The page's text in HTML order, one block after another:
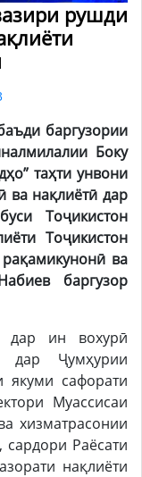
рушди
баргузории
Боку
ҳо” таҳти унвони
ва нақлиётӣ дар
Тоҷикистон
Тоҷикистон
қамикунонӣ ва
баргузор
дар ин вохурӣ
дар Ҷумҳурии
якуми сафорати
Муассисаи
хизматрасонии
Раёсати
нақлиёти